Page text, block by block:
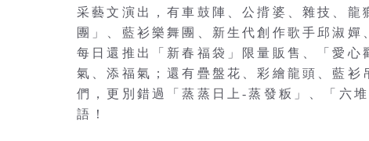
采藝文演出，有車鼓陣、公揹婆、雜技、
團」、藍衫樂舞團、新生代創作歌手邱淑
每日還推出「新春福袋」限量販售、「愛
氣、添福氣；還有疊盤花、彩繪龍頭、藍
們，更別錯過「蒸蒸日上-蒸發粄」、「六
語！